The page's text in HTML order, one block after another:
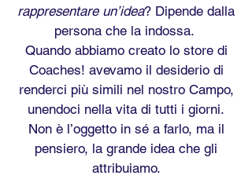
rappresentare un’idea? Dipende dalla
persona che la indossa.
Quando abbiamo creato lo store di
Coaches! avevamo il desiderio di
renderci più simili nel nostro Campo,
unendoci nella vita di tutti i giorni.
Non è l’oggetto in sé a farlo, ma il
pensiero, la grande idea che gli
attribuiamo.